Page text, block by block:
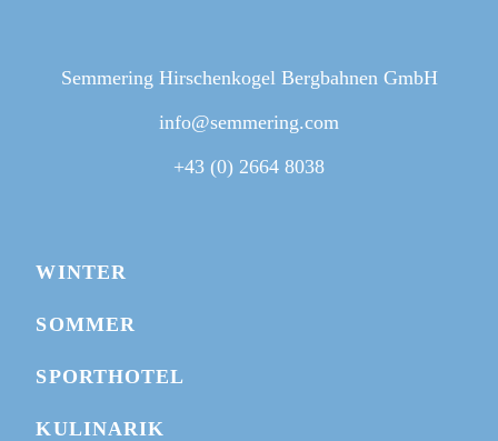
WINTER
SOMMER
SPORTHOTEL
KULINARIK
Semmering Hirschenkogel Bergbahnen GmbH
info@semmering.com
+43 (0) 2664 8038